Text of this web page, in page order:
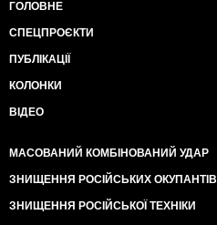
ГОЛОВНЕ
СПЕЦПРОЄКТИ
ПУБЛІКАЦІЇ
КОЛОНКИ
ВІДЕО
МАСОВАНИЙ КОМБІНОВАНИЙ УДАР
ЗНИЩЕННЯ РОСІЙСЬКИХ ОКУПАНТІВ
ЗНИЩЕННЯ РОСІЙСЬКОЇ ТЕХНІКИ